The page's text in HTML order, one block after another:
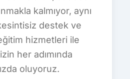
kalmıyor, aynı
destek ve
hizmetleri ile
her adımında
oluyoruz.